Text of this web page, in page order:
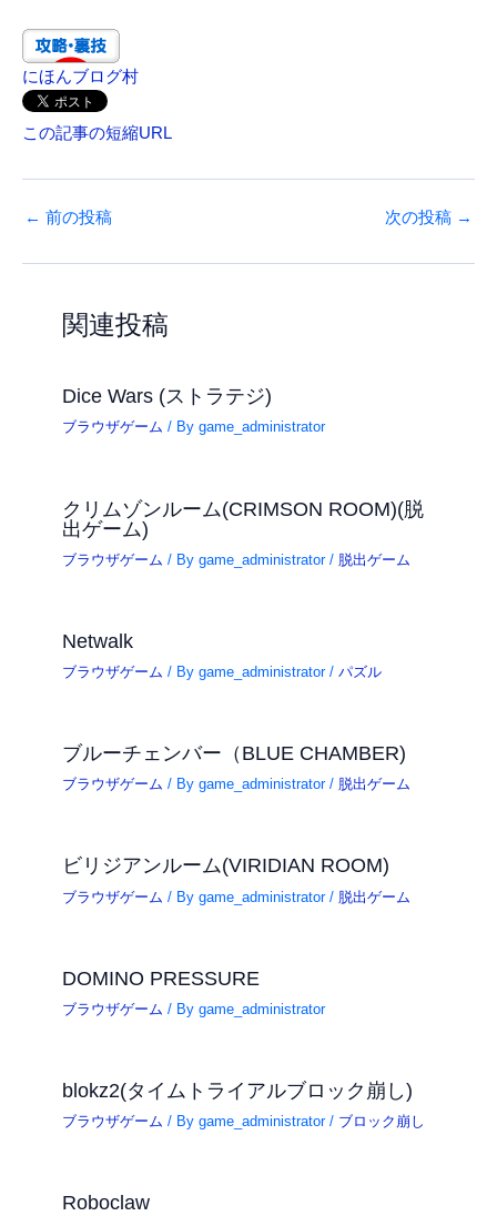
にほんブログ村
この記事の短縮URL
← 前の投稿 次の投稿 →
関連投稿
Dice Wars (ストラテジ)
ブラウザゲーム / Bygame_administrator
クリムゾンルーム(CRIMSON ROOM)(脱
出ゲーム)
ブラウザゲーム / Bygame_administrator/ 脱出ゲーム
Netwalk
ブラウザゲーム / Bygame_administrator/パズル
ブルーチェンバー（BLUE CHAMBER)
ブラウザゲーム / Bygame_administrator/ 脱出ゲーム
ビリジアンルーム(VIRIDIAN ROOM)
ブラウザゲーム / Bygame_administrator/ 脱出ゲーム
DOMINO PRESSURE
ブラウザゲーム / Bygame_administrator
blokz2(タイムトライアルブロック崩し)
ブラウザゲーム / Bygame_administrator/ ブロック崩し
Roboclaw